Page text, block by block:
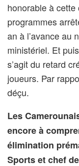
honorable à
programmes
an à l’avance au
ministériel. Et
s’agit du retard
joueurs. Par
déçu.
Les
encore à
élimination
Sports et chef